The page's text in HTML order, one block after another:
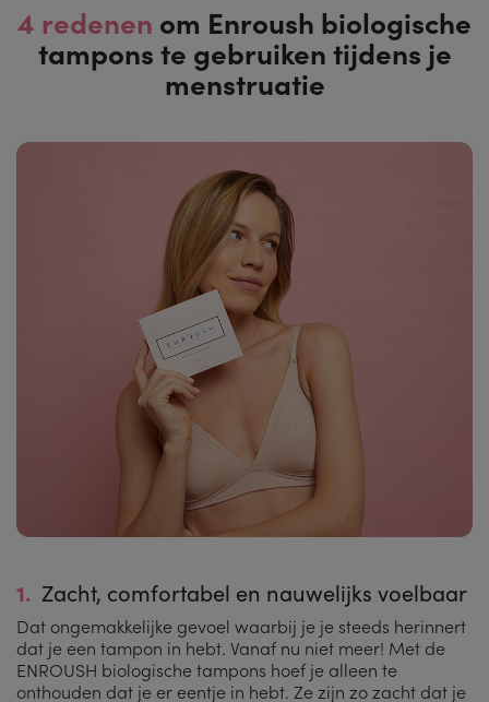
4 redenen om Enroush biologische
tampons te gebruiken tijdens je
menstruatie
1. Zacht, comfortabel en nauwelijks voelbaar
Dat ongemakkelijke gevoel waarbij je je steeds herinnert
dat je een tampon in hebt. Vanaf nu niet meer! Met de
ENROUSH biologische tampons hoef je alleen te
onthouden dat je er eentje in hebt. Ze zijn zo zacht dat je